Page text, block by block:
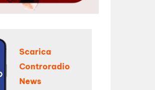
Scarica
Controradio
News